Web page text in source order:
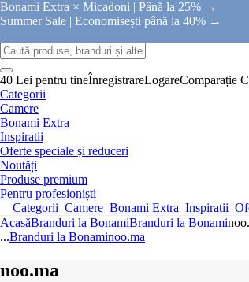
Bonami Extra × Micadoni | Până la 25% →
Summer Sale | Economisești până la 40% →
40 Lei pentru tineÎnregistrareLogareComparație
Categorii
Camere
Bonami Extra
Inspiratii
Oferte speciale și reduceri
Noutăți
Produse premium
Pentru profesioniști
Categorii Camere Bonami Extra Inspiratii
AcasăBranduri la BonamiBranduri la Bonami
...Branduri la Bonaminoo.ma
noo.ma